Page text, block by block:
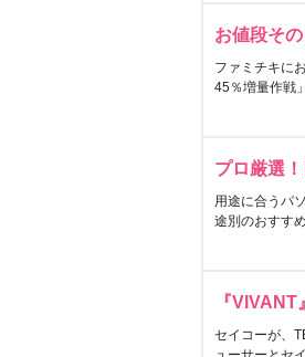
お値段そ
ファミチキに
45％増量作戦
プロ厳選
用途に合うパ
途別のおすす
『
セイコーが、